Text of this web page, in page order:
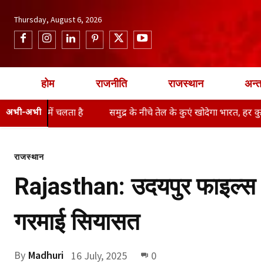
Thursday, August 6, 2026
होम राजनीति राजस्थान
अभी-अभी
चलता है समुद्र के नीचे तेल के कुएं खोदेगा भारत, हर कुए�
राजस्थान
Rajasthan: उदयपुर फाइल्स
गरमाई सियासत
By Madhuri 16 July, 2025 0